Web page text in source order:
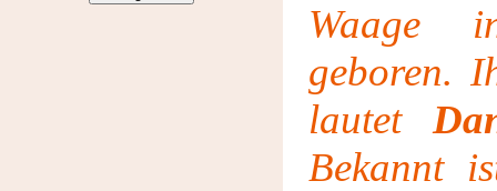
geboren.
lautet
Bekannt